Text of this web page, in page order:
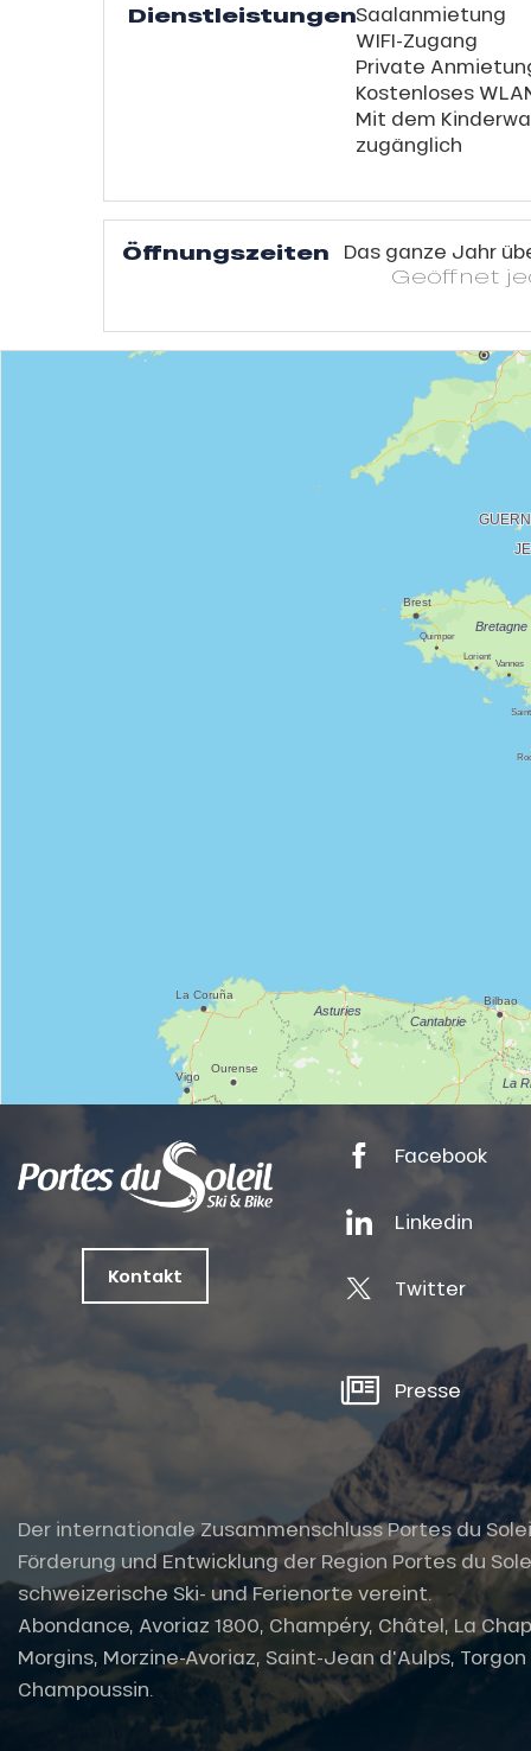
DienstleistungenSaalanmietung
WIFI-Zugang
Private
Kostenloses
Mit dem
zugänglich
Öffnungszeiten
Das ganze Jahr
Geöffnet
Kontakt
Facebook
Linkedin
Twitter
Presse
Der internationale Zusammenschluss Portes du
Förderung und Entwicklung der Region Portes du
schweizerische Ski- und Ferienorte vereint.
Abondance, Avoriaz 1800, Champéry, Châtel, La
Morgins, Morzine-Avoriaz, Saint-Jean d'Aulps,
Champoussin.